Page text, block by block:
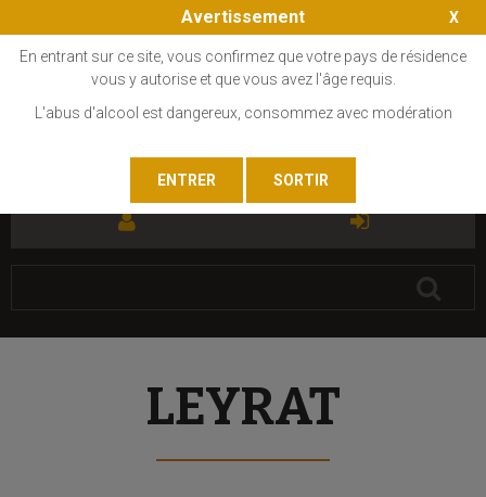
LEYRAT
Avertissement
En entrant sur ce site, vous confirmez que votre pays de résidence
vous y autorise et que vous avez l'âge requis.
L'abus d'alcool est dangereux, consommez avec modération